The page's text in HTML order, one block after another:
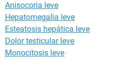
Anisocoria leve
Hepatomegalia leve
Esteatosis hepática leve
Dolor testicular leve
Monocitosis leve